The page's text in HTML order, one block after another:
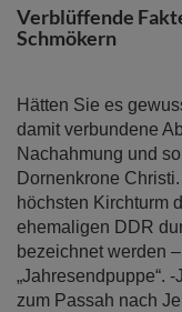
Verblüffende
Schmökern
Hätten Sie es
damit verbundene
Nachahmung und
Dornenkrone
höchsten Kirchturm
ehemaligen DDR
bezeichnet werden
„Jahresendpuppe“.
zum Passah nach
Bildergalerie
springen